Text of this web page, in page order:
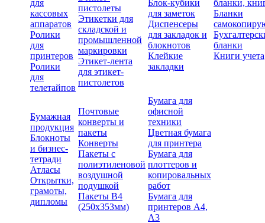
для
кассовых
аппаратов
Ролики
для
принтеров
Ролики
для
телетайпов
пистолеты
Этикетки для
складской и
промышленной
маркировки
Этикет-лента
для этикет-
пистолетов
Блок-кубики
для заметок
Диспенсеры
для закладок и
блокнотов
Клейкие
закладки
бланки,
Бланки
бланки
Книги учета
Бумажная
продукция
Блокноты
и бизнес-
тетради
Атласы
Открытки,
грамоты,
дипломы
Почтовые
конверты и
пакеты
Конверты
Пакеты с
полиэтиленовой
воздушной
подушкой
Пакеты В4
(250х353мм)
Бумага для
офисной
техники
Цветная бумага
для принтера
Бумага для
плоттеров и
копировальных
работ
Бумага для
принтеров А4,
А3